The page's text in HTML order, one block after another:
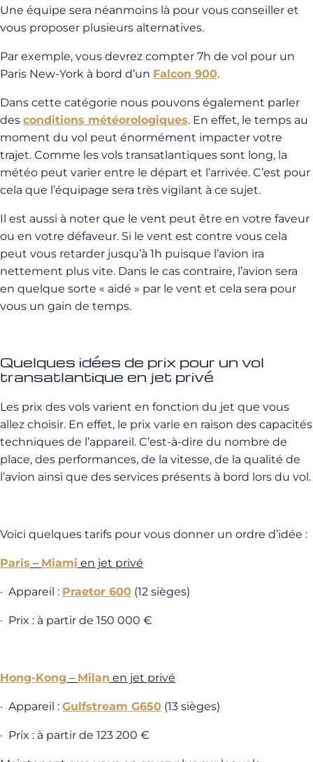
Une équipe sera néanmoins là pour vous conseiller et
vous proposer plusieurs alternatives.
Par exemple, vous devrez compter 7h de vol pour un
Paris New-York à bord d’un Falcon 900.
Dans cette catégorie nous pouvons également parler
des conditions météorologiques. En effet, le temps au
moment du vol peut énormément impacter votre
trajet. Comme les vols transatlantiques sont long, la
météo peut varier entre le départ et l’arrivée. C’est pour
cela que l’équipage sera très vigilant à ce sujet.
Il est aussi à noter que le vent peut être en votre faveur
ou en votre défaveur. Si le vent est contre vous cela
peut vous retarder jusqu’à 1h puisque l’avion ira
nettement plus vite. Dans le cas contraire, l’avion sera
en quelque sorte « aidé » par le vent et cela sera pour
vous un gain de temps.
Quelques idées de prix pour un vol
transatlantique en jet privé
Les prix des vols varient en fonction du jet que vous
allez choisir. En effet, le prix varie en raison des capacités
techniques de l’appareil. C’est-à-dire du nombre de
place, des performances, de la vitesse, de la qualité de
l’avion ainsi que des services présents à bord lors du vol.
Voici quelques tarifs pour vous donner un ordre d’idée :
Paris – Miami en jet privé
· Appareil : Praetor 600 (12 sièges)
· Prix : à partir de 150 000 €
Hong-Kong – Milan en jet privé
· Appareil : Gulfstream G650 (13 sièges)
· Prix : à partir de 123 200 €